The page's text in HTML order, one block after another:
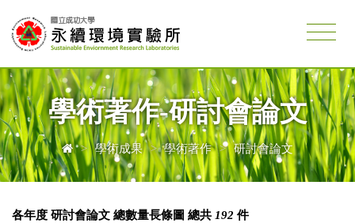
學術著作-研討會論文
> 學術成果 > 學術著作 > 研討會論文
各年度 研討會論文 總數量長條圖 總共 192 件